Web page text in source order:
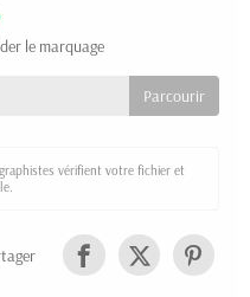
le marquage
vérifient votre fichier et